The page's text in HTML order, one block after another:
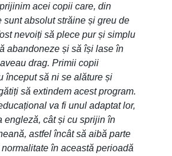
acei copii care, din
sunt absolut străine și greu de
nevoiți să plece pur și simplu
abandoneze și să își lase în
drag. Primii copii
început să ni se alăture și
să extindem acest program.
va fi unul adaptat lor,
engleză, cât și cu sprijin în
astfel încât să aibă parte
în această perioadă